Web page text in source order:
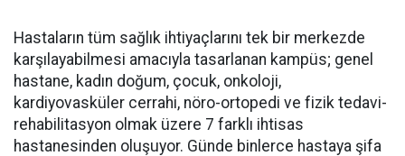
Hastaların tüm sağlık ihtiyaçlarını tek bir merkezde
karşılayabilmesi amacıyla tasarlanan kampüs; genel
hastane, kadın doğum, çocuk, onkoloji,
kardiyovasküler cerrahi, nöro-ortopedi ve fizik tedavi-
rehabilitasyon olmak üzere 7 farklı ihtisas
hastanesinden oluşuyor. Günde binlerce hastaya şifa